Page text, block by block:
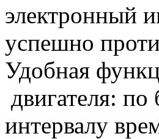
электронный
успешно
Удобная
двигателя: по
интервалу